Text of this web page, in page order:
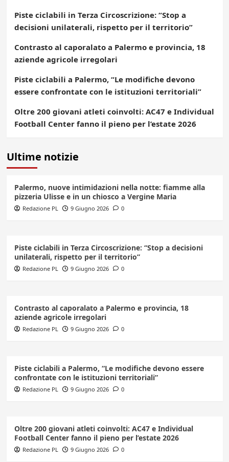
Piste ciclabili in Terza Circoscrizione: “Stop a
decisioni unilaterali, rispetto per il territorio”
Contrasto al caporalato a Palermo e provincia, 18
aziende agricole irregolari
Piste ciclabili a Palermo, “Le modifiche devono
essere confrontate con le istituzioni territoriali”
Oltre 200 giovani atleti coinvolti: AC47 e Individual
Football Center fanno il pieno per l’estate 2026
Ultime notizie
Palermo, nuove intimidazioni nella notte: fiamme alla
pizzeria Ulisse e in un chiosco a Vergine Maria
Redazione PL 9 Giugno 2026 0
Piste ciclabili in Terza Circoscrizione: “Stop a decisioni
unilaterali, rispetto per il territorio”
Redazione PL 9 Giugno 2026 0
Contrasto al caporalato a Palermo e provincia, 18
aziende agricole irregolari
Redazione PL 9 Giugno 2026 0
Piste ciclabili a Palermo, “Le modifiche devono essere
confrontate con le istituzioni territoriali”
Redazione PL 9 Giugno 2026 0
Oltre 200 giovani atleti coinvolti: AC47 e Individual
Football Center fanno il pieno per l’estate 2026
Redazione PL 9 Giugno 2026 0